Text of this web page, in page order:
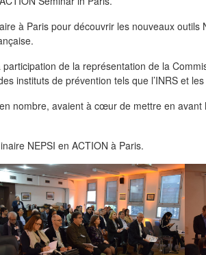
à Paris pour découvrir les nouveaux outils
de la représentation de la
instituts de prévention tels que l’INRS et les
nombre, avaient à cœur de mettre en
NEPSI en ACTION à Paris.